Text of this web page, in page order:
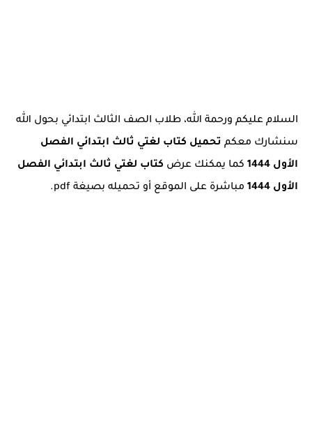
السلام عليكم ورحمة الله، طلاب الصف الثالث ابتدائي بحول الله
سنشارك معكم تحميل كتاب لغتي ثالث ابتدائي الفصل
الأول 1444
كما يمكنك عرض كتاب لغتي ثالث ابتدائي الفصل
الأول 1444
مباشرة على الموقع أو تحميله بصيغة pdf.